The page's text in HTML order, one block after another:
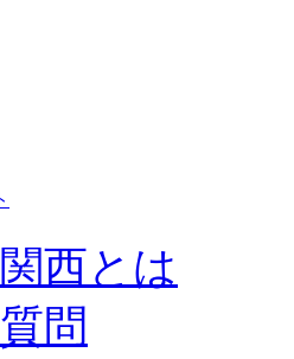
西とは
問